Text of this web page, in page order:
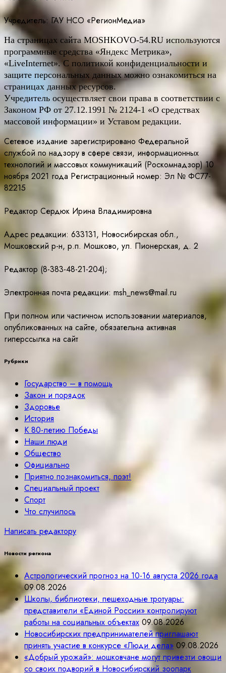
Учредитель: ГАУ НСО «РегионМедиа»
На страницах сайтаMOSHKOVO-54.RU используются
программные средства «Яндекс Метрика»,
«LiveInternet». С политикой конфиденциальности и
защите персональных данных можно ознакомиться на
страницах данных ресурсов.
Учредитель осуществляет свои права в соответствии с
Законом РФ от 27.12.1991 № 2124-1 «О средствах
массовой информации» и Уставом редакции.
Сетевое издание зарегистрировано Федеральной
службой по надзору в сфере связи, информационных
технологий и массовых коммуникаций (Роскомнадзор) 10
ноября 2021 года Регистрационный номер: Эл № ФС77-
82215
Редактор Сердюк Ирина Владимировна
Адрес редакции: 633131, Новосибирская обл.,
Мошковский р-н, р.п. Мошково, ул. Пионерская, д. 2
Редактор (8-383-48-21-204);
Электронная почта редакции: msh_news@mail.ru
При полном или частичном использовании материалов,
опубликованных на сайте, обязательна активная
гиперссылка на сайт
Рубрики
Государство – в помощь
Закон и порядок
Здоровье
История
К 80-летию Победы
Наши люди
Общество
Официально
Приятно познакомиться, поэт!
Специальный проект
Спорт
Что случилось
Написать редактору
Новости региона
Астрологический прогноз на 10-16 августа 2026 года
09.08.2026
Школы, библиотеки, пешеходные тротуары:
представители «Единой России» контролируют
работы на социальных объектах 09.08.2026
Новосибирских предпринимателей приглашают
принять участие в конкурсе «Люди дела» 09.08.2026
«Добрый урожай»: мошковчане могут привезти овощи
со своих подворий в Новосибирский зоопарк